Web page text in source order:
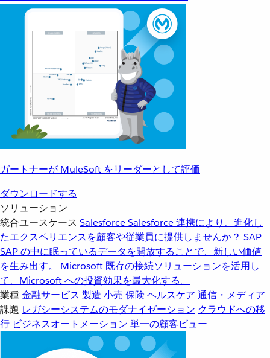
ガートナーが MuleSoft をリーダーとして評価
ダウンロードする
ソリューション
統合ユースケース SalesforceSalesforce 連携により、進化し
たエクスペリエンスを顧客や従業員に提供しませんか？ SAP
SAP の中に眠っているデータを開放することで、新しい価値
を生み出す。
Microsoft 既存の接続ソリューションを活用し
て、Microsoft への投資効果を最大化する。
業種金融サービス 製造 小売 保険 ヘルスケア 通信・メディア
課題 レガシーシステムのモダナイゼーション クラウドへの移
行 ビジネスオートメーション 単一の顧客ビュー